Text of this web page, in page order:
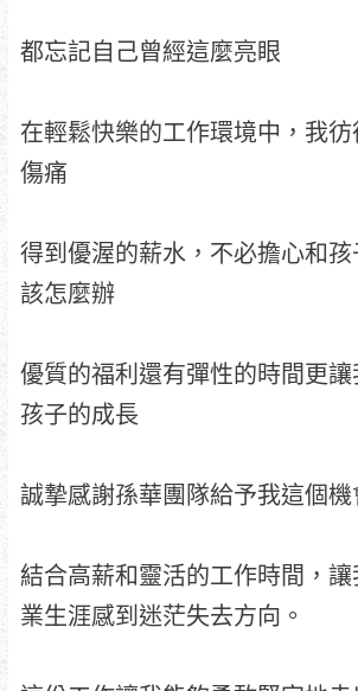
都忘記自己曾經這麼亮眼
在輕鬆快樂的工作環境中，我
傷痛
得到優渥的薪水，不必擔心和
該怎麼辦
優質的福利還有彈性的時間更
孩子的成長
誠摯感謝孫華團隊給予我這個機
結合高薪和靈活的工作時間，
業生涯感到迷茫失去方向。